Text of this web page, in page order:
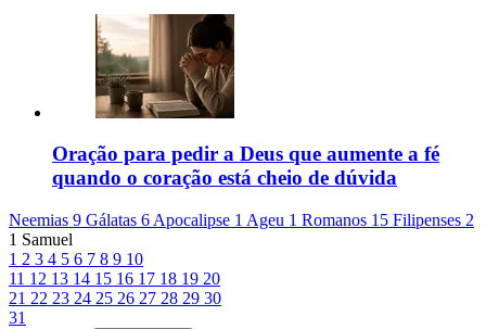
Oração para pedir a Deus que aumente a fé
quando o coração está cheio de dúvida
Neemias 9 Gálatas 6 Apocalipse 1 Ageu 1 Romanos 15 Filipenses 2
1 Samuel
1 2 3 4 5 6 7 8 9 10
11 12 13 14 15 16 17 18 19 20
21 22 23 24 25 26 27 28 29 30
31